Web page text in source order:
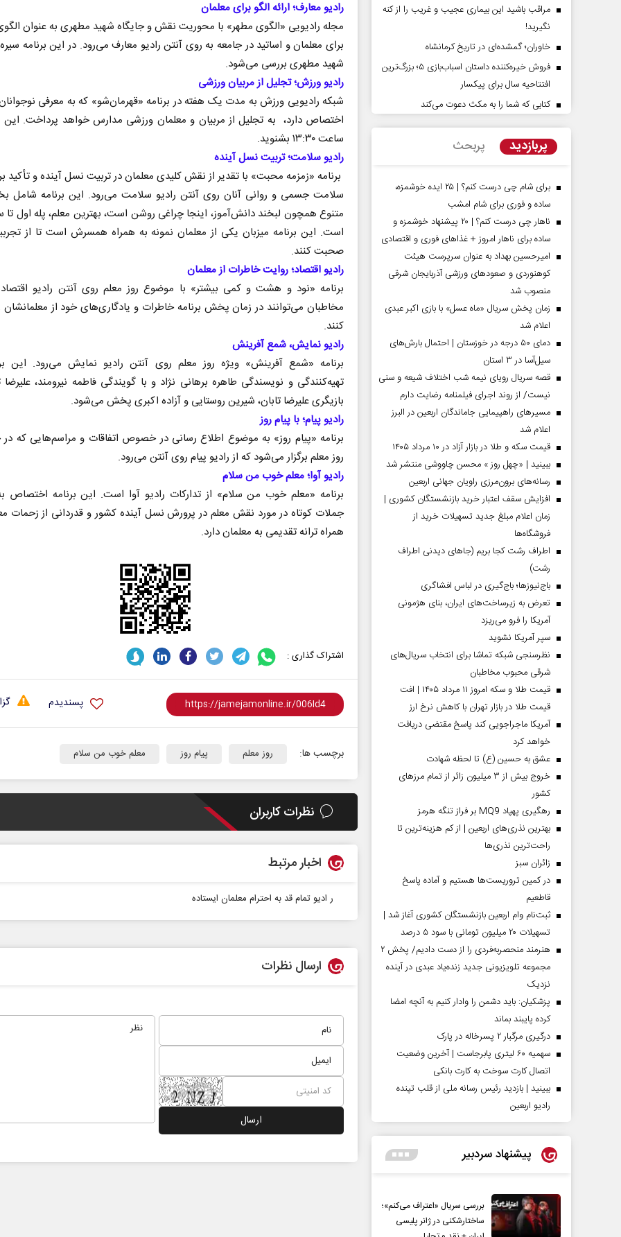
رادیو معارف؛ ارائه الگو برای معلمان
مجله رادیویی «الگوی مطهر» با محوریت نقش و جایگاه شهید مطهری به عنوان
برای معلمان و اساتید در جامعه به روی آنتن رادیو معارف می‌رود. در این برنامه
شهید مطهری بررسی می‌شود.
رادیو ورزش؛ تجلیل از مربیان ورزشی
شبکه رادیویی ورزش به مدت یک هفته در برنامه «قهرمان‌شو» که به معرفی
اختصاص دارد، به تجلیل از مربیان و معلمان ورزشی مدارس خواهد پرداخت. این
ساعت ۱۳:۳۰ بشنوید.
رادیو سلامت؛ تربیت نسل آینده
برنامه «زمزمه محبت» با تقدیر از نقش کلیدی معلمان در تربیت نسل آینده و تأکید
متنوع همچون لبخند دانش‌آموز، اینجا چراغی روشن است، بهترین معلم، پله اول
است. این برنامه میزبان یکی از معلمان نمونه به همراه همسرش است تا از
صحبت کنند.
رادیو اقتصاد؛ روایت خاطرات از معلمان
برنامه «نود و هشت و کمی بیشتر» با موضوع روز معلم روی آنتن رادیو
مخاطبان می‌توانند در زمان پخش برنامه خاطرات و یادگاری‌های خود از
کنند.
رادیو نمایش، شمع آفرینش
برنامه «شمع آفرینش» ویژه روز معلم روی آنتن رادیو نمایش می‌رود. این
تهیه‌کنندگی و نویسندگی طاهره برهانی نژاد و با گویندگی فاطمه نیرومند،
بازیگری علیرضا تابان، شیرین روستایی و آزاده اکبری پخش می‌شود.
رادیو پیام؛ با پیام روز
برنامه «پیام روز» به موضوع اطلاع رسانی در خصوص اتفاقات و مراسم‌هایی که
روز معلم برگزار می‌شود که از رادیو پیام روی آنتن می‌رود.
رادیو آوا؛ معلم خوب من سلام
برنامه «معلم خوب من سلام» از تدارکات رادیو آوا است. این برنامه
جملات کوتاه در مورد نقش معلم در پرورش نسل آینده کشور و قدردانی از زحمات
همراه ترانه تقدیمی به معلمان دارد.
اشتراک گذاری :
پسندیدم
برچسب ها: روز معلم پیام روز معلم خوب من سلام
نظرات کاربران
اخبار مرتبط
ر ادیو تمام قد به احترام معلمان ایستاده
ارسال نظرات
مراقب باشید این بیماری عجیب و غریب را از کنه
نگیرید!
خاوران؛ گمشده‌ای در تاریخ کرمانشاه
فروش خیره‌کننده داستان اسباب‌بازی ۵؛ بزرگ‌ترین
افتتاحیه سال برای پیکسار
کتابی که شما را به مکث دعوت می‌کند
پربازدید پربحث
برای شام چی درست کنم؟ | ۲۵ ایده خوشمزه،
ساده و فوری برای شام امشب
ناهار چی درست کنم؟ | ۲۰ پیشنهاد خوشمزه و
ساده برای ناهار امروز + غذاهای فوری و اقتصادی
امیرحسین بهداد به عنوان سرپرست هیئت
کوهنوردی و صعودهای ورزشی آذربایجان شرقی
منصوب شد
زمان پخش سریال «ماه عسل» با بازی اکبر عبدی
اعلام شد
دمای ۵۰ درجه در خوزستان | احتمال بارش‌های
سیل‌آسا در ۳ استان
قصه سریال رویای نیمه شب اختلاف شیعه و سنی
نیست/ از روند اجرای فیلمنامه رضایت دارم
مسیر‌های راهپیمایی جاماندگان اربعین در البرز
اعلام شد
قیمت سکه و طلا در بازار آزاد در ۱۰ مرداد ۱۴۰۵
ببینید | «چهل روز » محسن چاووشی منتشر شد
رسانه‌های برون‌مرزی راویان جهانی اربعین
افزایش سقف اعتبار خرید بازنشستگان کشوری |
زمان اعلام مبلغ جدید تسهیلات خرید از
فروشگاه‌ها
اطراف رشت کجا بریم (جاهای دیدنی اطراف
رشت)
باج‌نیوزها؛ باج‌گیری در لباس افشاگری
تعرض به زیرساخت‌های ایران، بنای هژمونی
آمریکا را فرو می‌ریزد
سپر آمریکا نشوید
نظرسنجی شبکه تماشا برای انتخاب سریال‌های
شرقی محبوب مخاطبان
قیمت طلا و سکه امروز ۱۱ مرداد ۱۴۰۵ | افت
قیمت طلا در بازار تهران با کاهش نرخ ارز
آمریکا ماجراجویی کند پاسخ مقتضی دریافت
خواهد کرد
عشق به حسین (ع) تا لحظه شهادت
خروج بیش از ۳ میلیون زائر از تمام مرز‌های
کشور
رهگیری پهپاد MQ9 بر فراز تنگه هرمز
بهترین نذری‌های اربعین | از کم هزینه‌ترین تا
راحت‌ترین نذری‌ها
‌زائران سبز
در کمین تروریست‌ها هستیم و آماده پاسخ
قاطعیم
ثبت‌نام وام اربعین بازنشستگان کشوری آغاز شد |
تسهیلات ۲۰ میلیون تومانی با سود ۵ درصد
هنرمند منحصر‌به‌فردی را از دست دادیم/ پخش ۲
مجموعه تلویزیونی جدید زنده‌یاد عبدی در آینده
نزدیک
پزشکیان: باید دشمن را وادار کنیم به آنچه امضا
کرده پایبند بماند
درگیری مرگبار ۲ پسرخاله در پارک
سهمیه ۶۰ لیتری پابرجاست | آخرین وضعیت
اتصال کارت سوخت به کارت بانکی
ببینید | بازدید رئیس رسانه ملی از قلب تپنده
رادیو اربعین
پیشنهاد سردبیر
بررسی سریال «اعتراف می‌کنم»؛
ساختارشکنی در ژانر پلیسی
ادعا‌های خلاف واقع آمریکا
اربعین نماد مقاومت در برابر
رحمت‌الله نوروزی - عضو کمیسیون اجتماعی
مجلس
از باتلاق انرژی تا بن‌بست ترامپ
رضا سپهوند - سخنگوی کمیسیون انرژی مجلس
صفحات نخست روزنامه ها‌ی‌سه‌شنبه ۶ مردادماه
صفحات نخست روزنامه ها‌ی یکشنبه ۴ مردادماه
صفحات نخست روزنامه ها‌ی شنبه ۳ مردادماه